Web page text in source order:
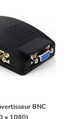
BNC